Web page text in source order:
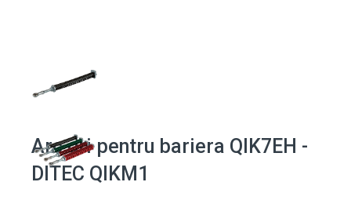
Arc gri pentru bariera QIK7EH -
DITEC QIKM1